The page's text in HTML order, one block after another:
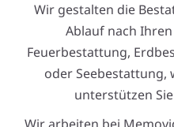
Wir gestalten die
Ablauf nach
Feuerbestattung,
oder Seebestattung,
unterstützen